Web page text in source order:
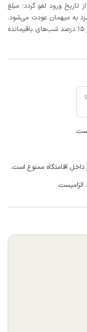
3 روز کامل قبل از تاریخ ورود لغو گردد؛ مبلغ
حداکثر 15 درصد کارمزد به میهمان عودت می‌شود.
در غیر اینصورت اجاره شب اول بعلاوه حداکثر 15 درصد شب‌های باقیمانده
داخل اقامتگاه ممنوع است.